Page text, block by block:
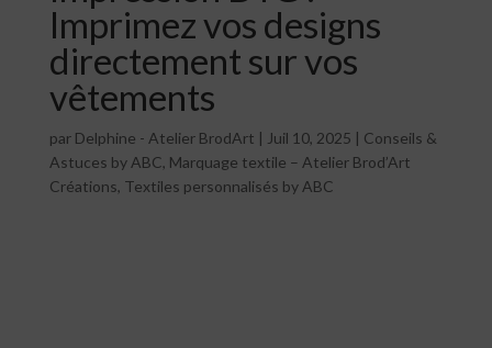
Imprimez vos designs
directement sur vos
vêtements
par Delphine - Atelier BrodArt | Juil 10, 2025 | Conseils &
Astuces by ABC, Marquage textile – Atelier Brod’Art
Créations, Textiles personnalisés by ABC